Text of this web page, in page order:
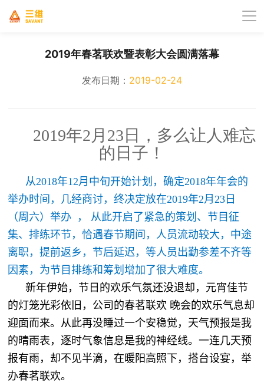
2019年春茗联欢暨表彰大会圆满落幕
发布日期： 2019-02-24
2019年2月23日，多么让人难忘
的日子！
从2018年12月中旬开始计划，确定2018年年会的
举办时间，几经商讨，终决定放在2019年2月23日
（周六）举办  ， 从此开启了紧急的策划、节目征
集、排练环节，恰遇春节期间，人员流动较大，中途
离职，提前返乡，节后延迟，等人员出勤参差不齐等
因素，为节目排练和筹划增加了很大难度。
新年伊始，节日的欢乐气氛还没退却，元宵佳节
的灯笼光彩依旧，公司的春茗联欢 晚会的欢乐气息却
迎面而来。从此再没睡过一个安稳觉，天气预报是我
的晴雨表，逐时气象信息是我的神经线。一连几天预
报有雨，却不见半滴，在暖阳高照下，搭台设宴，举
办春茗联欢。